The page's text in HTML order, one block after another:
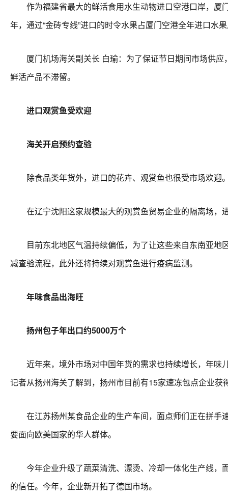
作为福建省最大的鲜活食用水生动物进口空港口岸，厦
年，通过“金砖专线”进口的时令水果占厦门空港全年进口水
厦门机场海关副关长 白瑜：为了保证节日期间市场供应
鲜活产品不滞留。
进口观赏鱼受欢迎
海关开启预约查验
除食品类年货外，进口的花卉、观赏鱼也很受市场欢迎
在辽宁沈阳这家规模最大的观赏鱼贸易企业的隔离场，
目前东北地区气温持续偏低，为了让这些来自东南亚地
减查验流程，此外还将持续对观赏鱼进行疫病监测。
年味食品出海旺
扬州包子年出口约5000万个
近年来，境外市场对中国年货的需求也持续增长，年味
记者从扬州海关了解到，扬州市目前有15家速冻包点企业
在江苏扬州某食品企业的生产车间，面点师们正在拼手
要面向欧美国家的华人群体。
今年企业升级了蔬菜清洗、漂烫、冷却一体化生产线，
的信任。今年，企业新开拓了德国市场。